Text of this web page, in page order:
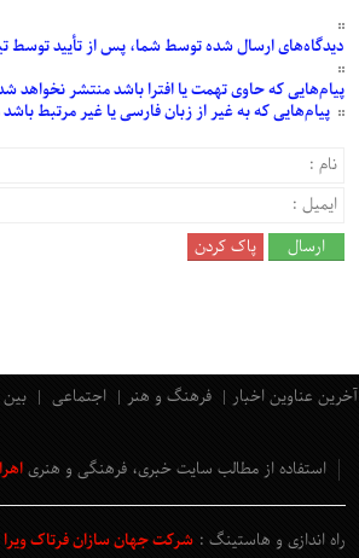
دیدگاه‌هایارسالشدهتوسط شما، پس از تأییدتوسط
پیام‌هاییکه حاوی تهمت یا افترا باشد منتشر نخواهد
پیام‌هاییکه به غیر از زبان فارسی یا غیر مرتبط
آخرین عناوین اخبار فرهنگ و هنر اجتماعی بین
استفاده از مطالب سایت خبری، فرهنگی و هنری
راه اندازی و هاستینگ : شرکت جهان سازان فرتاک ویرا